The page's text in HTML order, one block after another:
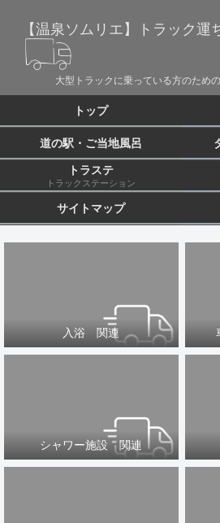
【温泉ソムリエ】トラック
大型トラックに乗っている方のため
トップ
道の駅・ご当地風呂
トラステ
トラックステーション
サイトマップ
入浴 関連
シャワー施設 関連